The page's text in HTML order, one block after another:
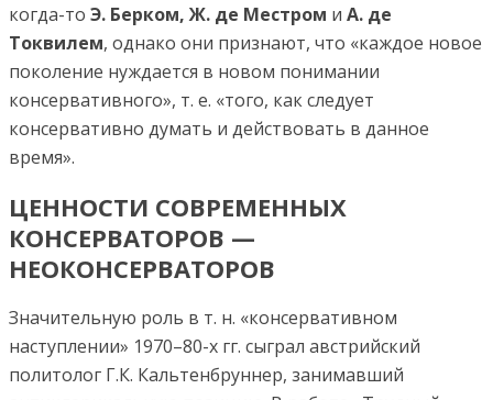
когда-то Э. Берком, Ж. де Местром и А. де
Токвилем, однако они признают, что «каждое новое
поколение нуждается в новом понимании
консервативного», т. е. «того, как следует
консервативно думать и действовать в данное
время».
ЦЕННОСТИ СОВРЕМЕННЫХ
КОНСЕРВАТОРОВ —
НЕОКОНСЕРВАТОРОВ
Значительную роль в т. н. «консервативном
наступлении» 1970–80-х гг. сыграл австрийский
политолог Г.К. Кальтенбруннер, занимавший